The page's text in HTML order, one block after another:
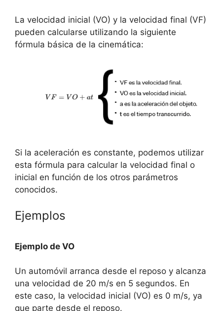
La velocidad inicial (VO) y la velocidad final (VF)
pueden calcularse utilizando la siguiente
fórmula básica de la cinemática:
Si la aceleración es constante, podemos utilizar
esta fórmula para calcular la velocidad final o
inicial en función de los otros parámetros
conocidos.
Ejemplos
Ejemplo de VO
Un automóvil arranca desde el reposo y alcanza
una velocidad de 20 m/s en 5 segundos. En
este caso, la velocidad inicial (VO) es 0 m/s, ya
que parte desde el reposo.